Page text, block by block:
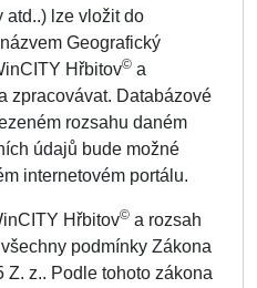
atd..) lze vložit do
Geografický
Hřbitov© a
zpracovávat. Databázové
rozsahu daném
údajů bude možné
internetovém portálu.
Hřbitov© a rozsah
podmínky Zákona
Z. z.. Podle tohoto zákona